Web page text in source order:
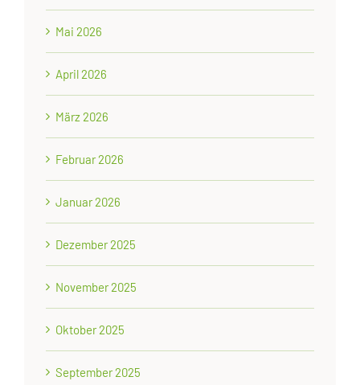
Mai 2026
April 2026
März 2026
Februar 2026
Januar 2026
Dezember 2025
November 2025
Oktober 2025
September 2025